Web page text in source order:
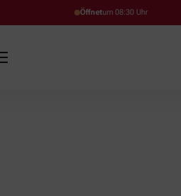
Öffnetum 08:30 Uhr